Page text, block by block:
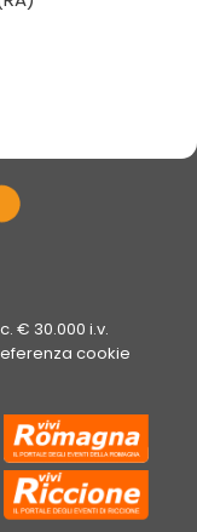
€ 30.000 i.v.
cookie